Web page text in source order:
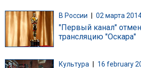
В России 02 марта
"Первый канал"
трансляцию "Оскара"
Культура 16 february